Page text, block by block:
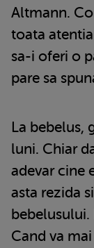
Altmann.
toata
sa-i oferi o
pare sa
La bebelus,
luni. Chiar
adevar cine
asta rezida
bebelusului.
Cand va